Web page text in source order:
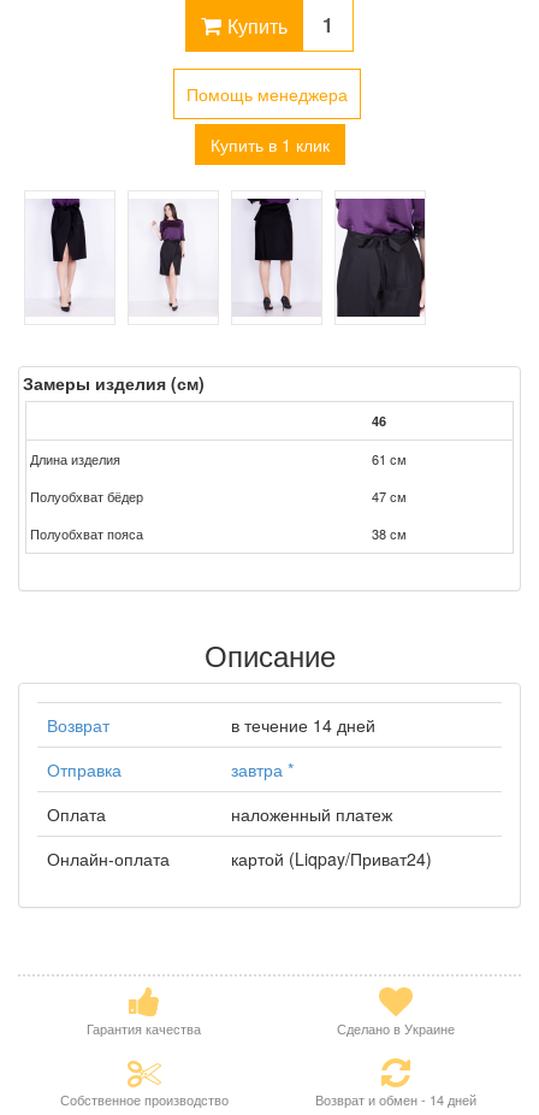
Купить
Помощь менеджера
Купить в 1 клик
Замеры изделия (см)
46
Длина изделия
61 см
Полуобхват бёдер
47 см
Полуобхват пояса
38 см
Описание
Возврат
в течение 14 дней
Отправка
завтра *
Оплата
наложенный платеж
Онлайн-оплата
картой (Liqpay/Приват24)
Гарантия качества Сделано в Украине
Собственное производство Возврат и обмен - 14 дней